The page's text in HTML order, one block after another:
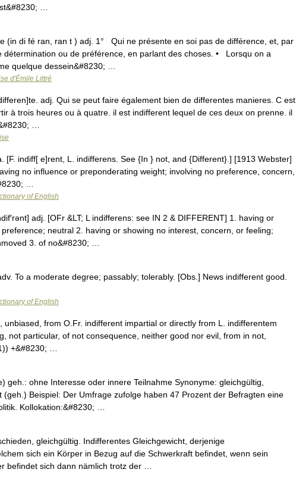
…
(in di fé ran, ran t ) adj. 1° Qui ne présente en soi pas de différence, et, par
détermination ou de préférence, en parlant des choses. • Lorsqu on a
quelque dessein&#8230; …
d'Émile Littré
adj. Qui se peut faire également bien de differentes manieres. C est
à trois heures ou à quatre. il est indifferent lequel de ces deux on prenne. il
…
[F. indiff[ e]rent, L. indifferens. See {In } not, and {Different}.] [1913 Webster]
no influence or preponderating weight; involving no preference, concern,
…
of English
adj. [OFr &LT; L indifferens: see IN 2 & DIFFERENT] 1. having or
neutral 2. having or showing no interest, concern, or feeling;
3. of no&#8230; …
To a moderate degree; passably; tolerably. [Obs.] News indifferent good.
of English
from O.Fr. indifferent impartial or directly from L. indifferentem
not particular, of not consequence, neither good nor evil, from in not,
+&#8230; …
geh.: ohne Interesse oder innere Teilnahme Synonyme: gleichgültig,
Beispiel: Der Umfrage zufolge haben 47 Prozent der Befragten eine
Kollokation:&#8230; …
gleichgültig. Indifferentes Gleichgewicht, derjenige
sich ein Körper in Bezug auf die Schwerkraft befindet, wenn sein
befindet sich dann nämlich trotz der …